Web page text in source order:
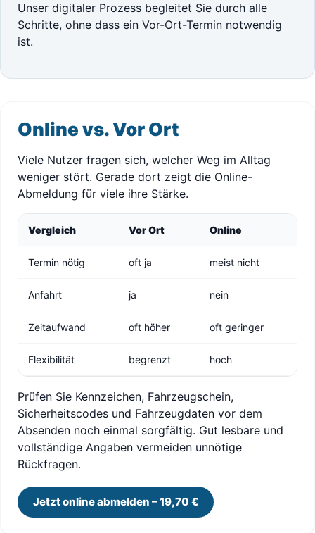
Unser digitaler Prozess begleitet Sie durch alle
Schritte, ohne dass ein Vor-Ort-Termin notwendig
ist.
Online vs. Vor Ort
Viele Nutzer fragen sich, welcher Weg im Alltag
weniger stört. Gerade dort zeigt die Online-
Abmeldung für viele ihre Stärke.
Vergleich Vor Ort Online
Termin nötig oft ja meist nicht
Anfahrt ja nein
Zeitaufwand oft höher oft geringer
Flexibilität begrenzt hoch
Prüfen Sie Kennzeichen, Fahrzeugschein,
Sicherheitscodes und Fahrzeugdaten vor dem
Absenden noch einmal sorgfältig. Gut lesbare und
vollständige Angaben vermeiden unnötige
Rückfragen.
Jetzt online abmelden – 19,70 €